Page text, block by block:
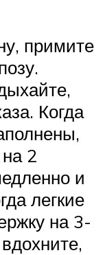
примите
Когда
2
и
легкие
на 3-